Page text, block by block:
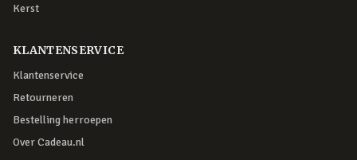
Kerst
KLANTENSERVICE
Klantenservice
Retourneren
Bestelling herroepen
Over Cadeau.nl